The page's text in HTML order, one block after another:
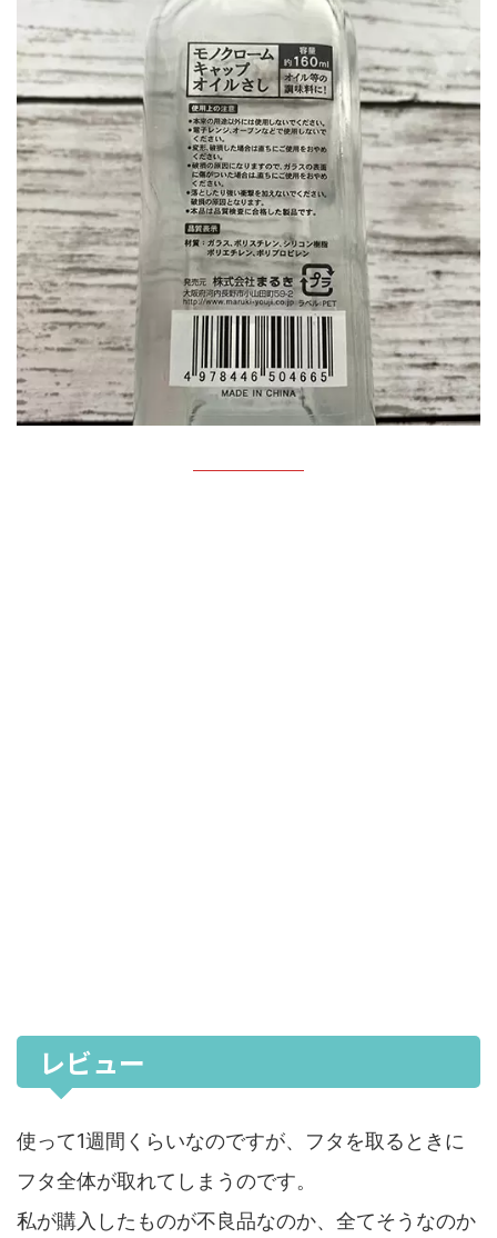
レビュー
使って1週間くらいなのですが、フタを取るときに
フタ全体が取れてしまうのです。
私が購入したものが不良品なのか、全てそうなのか